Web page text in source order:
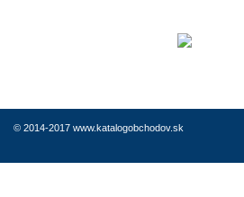
© 2014-2017 www.katalogobchodov.sk